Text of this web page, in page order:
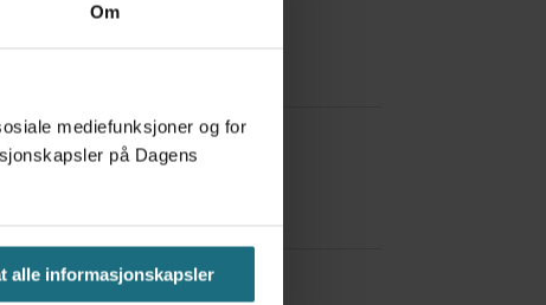
Om
mediefunksjoner og for
på Dagens
alle informasjonskapsler
Red Bull